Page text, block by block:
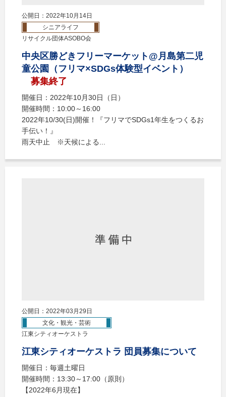
公開日：2022年10月14日
シニアライフ
リサイクル団体ASOBO会
中央区勝どきフリーマーケット@月島第二児
童公園（フリマ×SDGs体験型イベント）
募集終了
開催日：2022年10月30日（日）
開催時間：10:00～16:00
2022年10/30(日)開催！『フリマでSDGs1年生をつくるお
手伝い！』
雨天中止 ※天候による...
公開日：2022年03月29日
文化・観光・芸術
江東シティオーケストラ
江東シティオーケストラ 団員募集について
開催日：毎週土曜日
開催時間：13:30～17:00（原則）
【2022年6月現在】